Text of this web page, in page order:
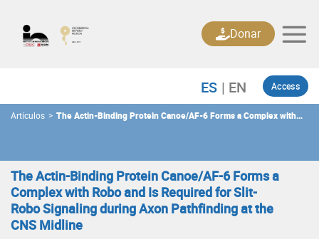
content
Access
Donar
Artículos > The Actin-Binding Protein Canoe/AF-6 Forms a Complex with
The Actin-Binding Protein Canoe/AF-6 Forms a
Complex with Robo and Is Required for Slit-
Robo Signaling during Axon Pathfinding at the
CNS Midline